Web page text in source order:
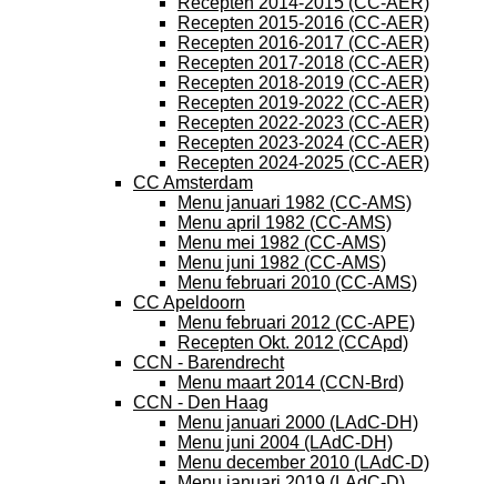
Recepten 2015-2016 (CC-AER)
Recepten 2016-2017 (CC-AER)
Recepten 2017-2018 (CC-AER)
Recepten 2018-2019 (CC-AER)
Recepten 2019-2022 (CC-AER)
Recepten 2022-2023 (CC-AER)
Recepten 2023-2024 (CC-AER)
Recepten 2024-2025 (CC-AER)
CC Amsterdam
Menu januari 1982 (CC-AMS)
Menu april 1982 (CC-AMS)
Menu mei 1982 (CC-AMS)
Menu juni 1982 (CC-AMS)
Menu februari 2010 (CC-AMS)
CC Apeldoorn
Menu februari 2012 (CC-APE)
Recepten Okt. 2012 (CCApd)
CCN - Barendrecht
Menu maart 2014 (CCN-Brd)
CCN - Den Haag
Menu januari 2000 (LAdC-DH)
Menu juni 2004 (LAdC-DH)
Menu december 2010 (LAdC-D)